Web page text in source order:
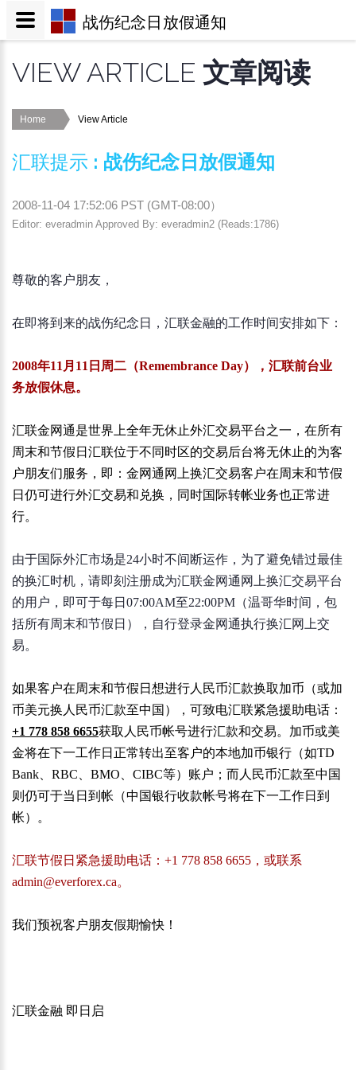
VIEW ARTICLE 文章阅读
Home View Article
汇联提示 : 战伤纪念日放假通知
2008-11-04 17:52:06 PST (GMT-08:00）
Editor: everadmin Approved By: everadmin2 (Reads:1786)
尊敬的客户朋友，
在即将到来的战伤纪念日，汇联金融的工作时间安排如下：
2008年11 月 11 日周二（Remembrance Day），汇联前台业
务放假休息。
汇联金网通是世界上全年无休止外汇交易平台之一，在所有
周末和节假日汇联位于不同时区的交易后台将无休止的为客
户朋友们服务，即：金网通网上换汇交易客户在周末和节假
日仍可进行外汇交易和兑换，同时国际转帐业务也正常进
行。
由于国际外汇市场是24小时不间断运作，为了避免错过最佳
的换汇时机，请即刻注册成为汇联金网通网上换汇交易平台
的用户，即可于每日 07:00AM至22:00PM （温哥华时间，包
括所有周末和节假日），自行登录金网通执行换汇网上交
易。
如果客户在周末和节假日想进行人民币汇款换取加币（或加
币美元换人民币汇款至中国），可致电汇联紧急援助电话：
+1 778 858 6655获取人民币帐号进行汇款和交易。加币或美
金将在下一工作日正常转出至客户的本地加币银行（如TD
Bank、RBC、BMO、CIBC等）账户；而人民币汇款至中国
则仍可于当日到帐（中国银行收款帐号将在下一工作日到
帐）。
汇联节假日紧急援助电话： +1 778 858 6655 ，或联系
admin@everforex.ca。
我们预祝客户朋友假期愉快！
汇联金融 即日启
战伤纪念日放假通知